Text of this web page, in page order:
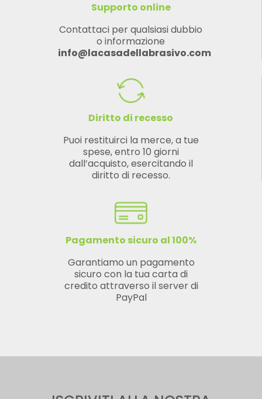
Supporto online
Contattaci per qualsiasi dubbio
o informazione
info@lacasadellabrasivo.com
Diritto di recesso
Puoi restituirci la merce, a tue
spese, entro 10 giorni
dall’acquisto, esercitando il
diritto di recesso.
Pagamento sicuro al 100%
Garantiamo un pagamento
sicuro con la tua carta di
credito attraverso il server di
PayPal